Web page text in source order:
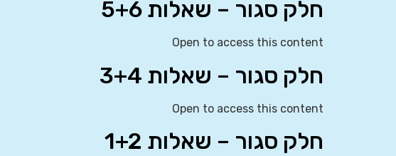
חלק סגור – שאלות 5+6
Open to access this content
חלק סגור – שאלות 3+4
Open to access this content
חלק סגור – שאלות 1+2